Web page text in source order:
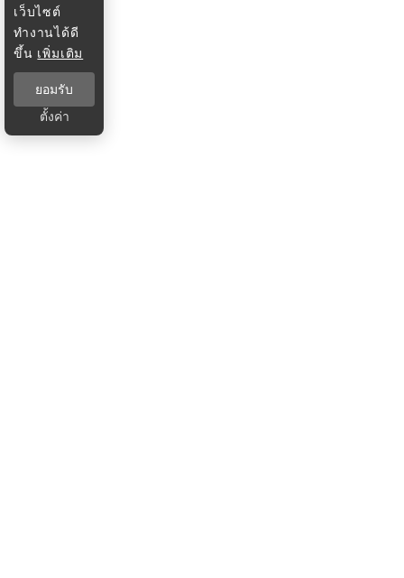
เว็บไซต์
ทำงานได้ดี
ขึ้น เพิ่มเติม
ยอมรับ
ตั้งค่า